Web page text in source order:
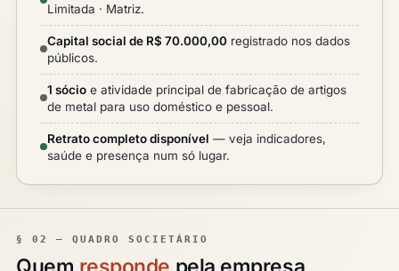
Limitada · Matriz.
Capital social de R$ 70.000,00 registrado nos dados
públicos.
1 sócio e atividade principal de fabricação de artigos
de metal para uso doméstico e pessoal.
Retrato completo disponível — veja indicadores,
saúde e presença num só lugar.
§ 02 — QUADRO SOCIETÁRIO